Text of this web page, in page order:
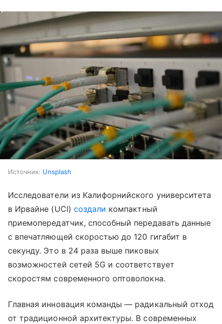
Источник: Unsplash
Исследователи из Калифорнийского университета
в Ирвайне (UCI) создали компактный
приемопередатчик, способный передавать данные
с впечатляющей скоростью до 120 гигабит в
секунду. Это в 24 раза выше пиковых
возможностей сетей 5G и соответствует
скоростям современного оптоволокна.
Главная инновация команды — радикальный отход
от традиционной архитектуры. В современных